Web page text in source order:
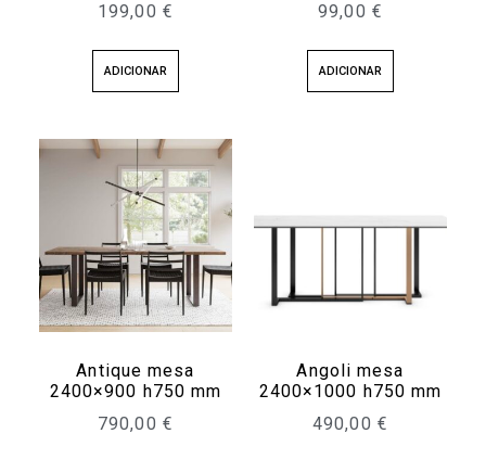
199,00 €
ADICIONAR
99,00 €
ADICIONAR
Antique mesa
2400×900 h750 mm
790,00 €
Angoli mesa
2400×1000 h750 mm
490,00 €